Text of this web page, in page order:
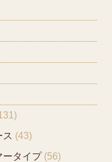
ス (43)
タイプ(56)